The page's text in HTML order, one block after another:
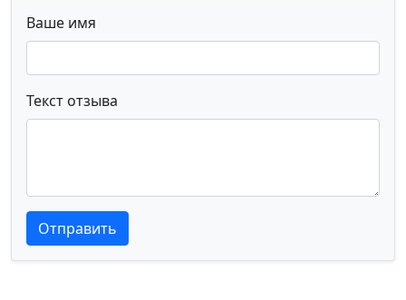
Ваше имя
Текст отзыва
Текст отзыва
Текст отзыва
Отправить